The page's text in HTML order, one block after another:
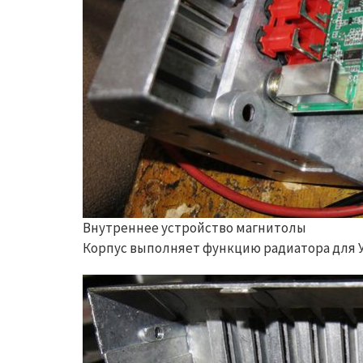
Внутреннее устройство магнитолы
Корпус выполняет функцию радиатора для